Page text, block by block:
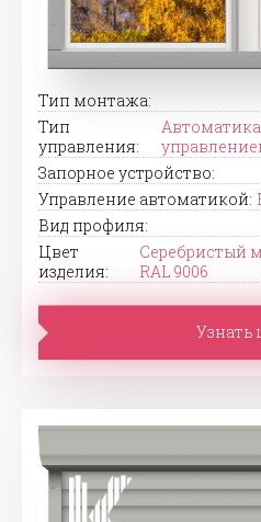
Тип монтажа:
Тип
управления:
Запорное устройство:
Управление автоматикой:
Вид профиля:
Цвет
изделия:
Серебристый
RAL 9006
Узнать